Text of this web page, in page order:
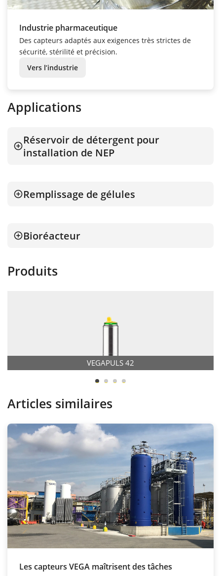
Industrie pharmaceutique
Des capteurs adaptés aux exigences très strictes de
sécurité, stérilité et précision.
Vers l’industrie
Applications
Réservoir de détergent pour
installation de NEP
Remplissage de gélules
Bioréacteur
Produits
VEGAPULS 42
Articles similaires
Les capteurs VEGA maîtrisent des tâches